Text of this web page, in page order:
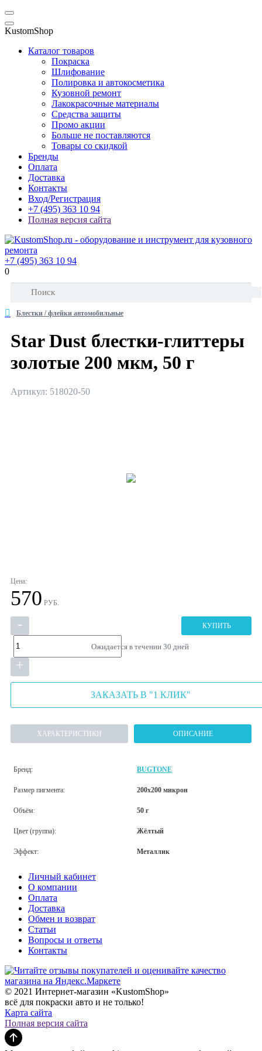
KustomShop
Каталог товаров
Покраска
Шлифование
Полировка и автокосметика
Кузовной ремонт
Лакокрасочные материалы
Средства защиты
Промо акции
Больше не поставляются
Товары со скидкой
Бренды
Оплата
Доставка
Контакты
Вход/Регистрация
+7 (495) 363 10 94
Полная версия сайта
+7 (495) 363 10 94
0
Блестки / флейки автомобильные
Star Dust блестки-глиттеры
золотые 200 мкм, 50 г
Артикул: 518020-50
Цена:
570 РУБ.
-
+
КУПИТЬ
Ожидается в течении 30 дней
ЗАКАЗАТЬ В "1 КЛИК"
ХАРАКТЕРИСТИКИ ОПИСАНИЕ
Бренд: BUGTONE
Размер пигмента: 200х200 микрон
Объём: 50 г
Цвет (группа): Жёлтый
Эффект: Металлик
Личный кабинет
О компании
Оплата
Доставка
Обмен и возврат
Статьи
Вопросы и ответы
Контакты
© 2021 Интернет-магазин «KustomShop»
всё для покраски авто и не только!
Карта сайта
Полная версия сайта